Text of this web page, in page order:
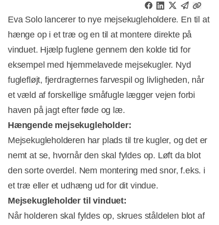
Eva Solo lancerer to nye mejsekugleholdere. En til at
hænge op i et træ og en til at montere direkte på
vinduet. Hjælp fuglene gennem den kolde tid for
eksempel med hjemmelavede mejsekugler. Nyd
fuglefløjt, fjerdragternes farvespil og livligheden, når
et væld af forskellige småfugle lægger vejen forbi
haven på jagt efter føde og læ.
Hængende mejsekugleholder:
Mejsekugleholderen har plads til tre kugler, og det er
nemt at se, hvornår den skal fyldes op. Løft da blot
den sorte overdel. Nem montering med snor, f.eks. i
et træ eller et udhæng ud for dit vindue.
Mejsekugleholder til vinduet:
Når holderen skal fyldes op, skrues ståldelen blot af